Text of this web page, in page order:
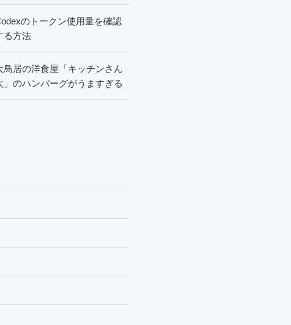
のトークン使用量を確認
る方法
鳥居の洋食屋「キッチンさん
」のハンバーグがうますぎる